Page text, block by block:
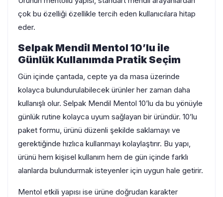
çok bu özelliği özellikle tercih eden kullanıcılara hitap
eder.
Selpak Mendil Mentol 10’lu ile
Günlük Kullanımda Pratik Seçim
Gün içinde çantada, cepte ya da masa üzerinde
kolayca bulundurulabilecek ürünler her zaman daha
kullanışlı olur. Selpak Mendil Mentol 10’lu da bu yönüyle
günlük rutine kolayca uyum sağlayan bir üründür. 10’lu
paket formu, ürünü düzenli şekilde saklamayı ve
gerektiğinde hızlıca kullanmayı kolaylaştırır. Bu yapı,
ürünü hem kişisel kullanım hem de gün içinde farklı
alanlarda bulundurmak isteyenler için uygun hale getirir.
Mentol etkili yapısı ise ürüne doğrudan karakter